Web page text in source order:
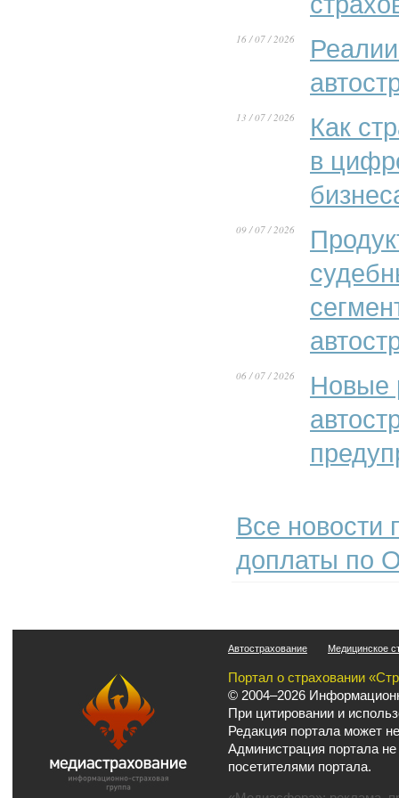
16 / 07 / 2026
13 / 07 / 2026
Как
в
09 / 07 / 2026
06 / 07 / 2026
Новые
Все новости
доплаты по
Автострахование Медицинское
Портал о страховании
© 2004–2026
При цитировании и
Редакция портала может
Администрация портала
посетителями портала.